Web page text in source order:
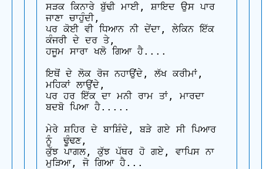
ਸੜਕ ਕਿਨਾਰੇ ਬੁੱਢੀ ਮਾਈ, ਸ਼ਾਇਦ ਉਸ ਪਾਰ
ਜਾਣਾ ਚਾਹੁੰਦੀ,
ਪਰ ਕੋਈ ਵੀ ਧਿਆਨ ਨੀ ਦੇਂਦਾ, ਲੇਕਿਨ ਇੱਕ
ਕੰਜਰੀ ਦੇ ਦਰ ਤੇ,
ਹਜੂਮ ਸਾਰਾ ਖਲੋ ਗਿਆ ਹੈ....
ਇਥੋਂ ਦੇ ਲੋਕ ਰੋਜ ਨਹਾਉਂਦੇ, ਲੱਖ ਕਰੀਮਾਂ,
ਮਹਿਕਾਂ ਲਾਉਂਦੇ,
ਪਰ ਹਰ ਇੱਕ ਦਾ ਮਨੀ ਰਾਮ ਤਾਂ, ਮਾਰਦਾ
ਬਦਬੋ ਪਿਆ ਹੈ.....
ਮੇਰੇ ਸ਼ਹਿਰ ਦੇ ਬਾਸ਼ਿੰਦੇ, ਬੜੇ ਗਏ ਸੀ ਪਿਆਰ
ਨੂੰ  ਢੂੰਢਣ,
ਕੁੱਝ ਪਾਗਲ, ਕੁੱਝ ਪੱਥਰ ਹੋ ਗਏ, ਵਾਪਿਸ ਨਾ
ਮੁੜਿਆ, ਜੋ ਗਿਆ ਹੈ...